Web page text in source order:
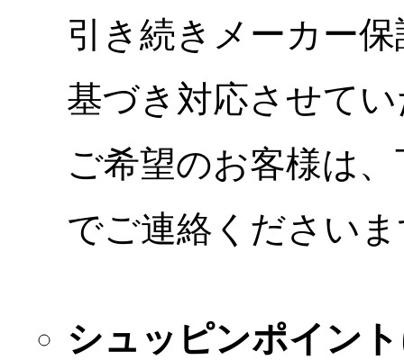
引き続きメーカー
基づき対応させて
ご希望のお客様は
でご連絡ください
シュッピンポイン